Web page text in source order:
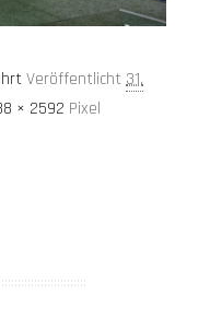
Veröffentlicht31.
× 2592 Pixel